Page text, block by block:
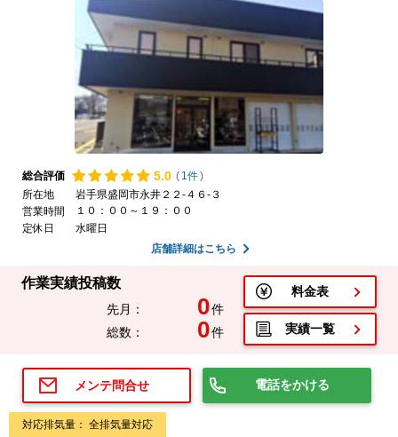
総合評価 5.0 ( 1件)
所在地
岩手県盛岡市永井２２-４６-３
営業時間
１０：００～１９：００
定休日
水曜日
店舗詳細はこちら
作業実績投稿数
先月： 0件
総数：
0件
料金表
実績一覧
メンテ問合せ 電話をかける
対応排気量： 全排気量対応